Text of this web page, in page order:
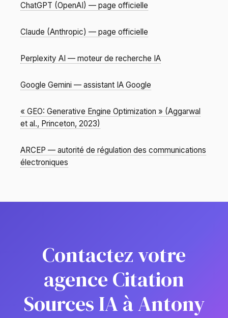
ChatGPT (OpenAI) — page officielle
Claude (Anthropic) — page officielle
Perplexity AI — moteur de recherche IA
Google Gemini — assistant IA Google
« GEO: Generative Engine Optimization » (Aggarwal
et al., Princeton, 2023)
ARCEP — autorité de régulation des communications
électroniques
Contactez votre
agence Citation
Sources IA à Antony